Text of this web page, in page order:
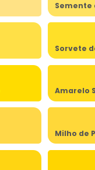
Semente
Sorvete
Amarelo
Milho de